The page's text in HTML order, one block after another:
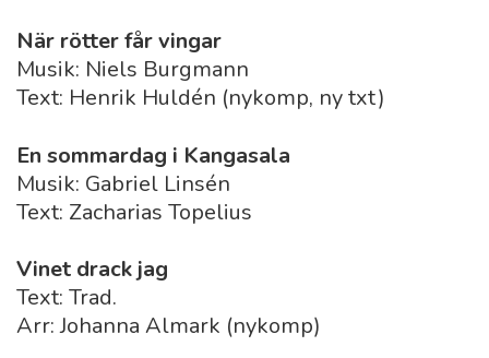
När rötter får vingar
Musik: Niels Burgmann
Text: Henrik Huldén (nykomp, ny txt)
En sommardag i Kangasala
Musik: Gabriel Linsén
Text: Zacharias Topelius
Vinet drack jag
Text: Trad.
Arr: Johanna Almark (nykomp)